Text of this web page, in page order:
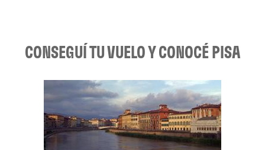
CONSEGUÍ TU VUELO Y CONOCÉ PISA